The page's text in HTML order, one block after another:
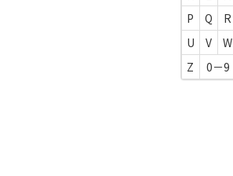
P
Q R
U
V W
Z
0－9